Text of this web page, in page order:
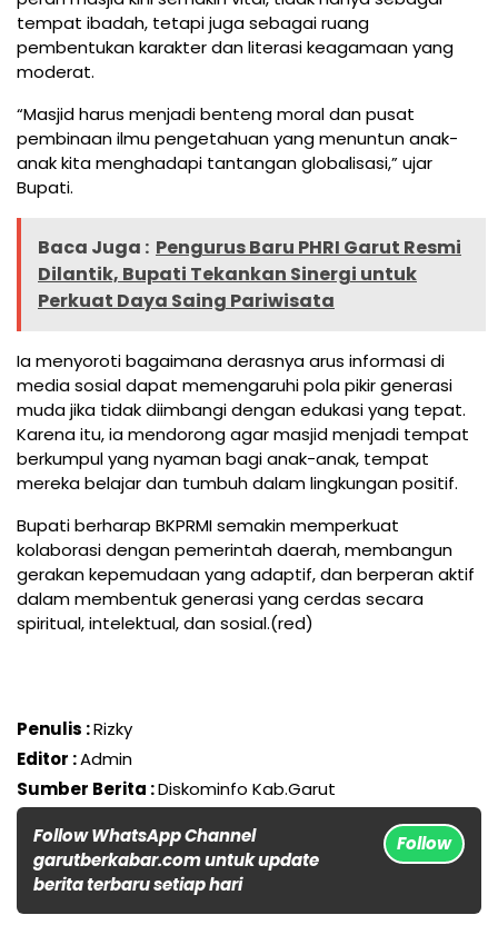
tempat ibadah, tetapi juga sebagai ruang
pembentukan karakter dan literasi keagamaan yang
moderat.
“Masjid harus menjadi benteng moral dan pusat
pembinaan ilmu pengetahuan yang menuntun anak-
anak kita menghadapi tantangan globalisasi,” ujar
Bupati.
Baca Juga : Pengurus Baru PHRI Garut Resmi
Dilantik, Bupati Tekankan Sinergi untuk
Perkuat Daya Saing Pariwisata
Ia menyoroti bagaimana derasnya arus informasi di
media sosial dapat memengaruhi pola pikir generasi
muda jika tidak diimbangi dengan edukasi yang tepat.
Karena itu, ia mendorong agar masjid menjadi tempat
berkumpul yang nyaman bagi anak-anak, tempat
mereka belajar dan tumbuh dalam lingkungan positif.
Bupati berharap BKPRMI semakin memperkuat
kolaborasi dengan pemerintah daerah, membangun
gerakan kepemudaan yang adaptif, dan berperan aktif
dalam membentuk generasi yang cerdas secara
spiritual, intelektual, dan sosial.(red)
Penulis :Rizky
Editor :Admin
Sumber Berita :Diskominfo Kab.Garut
Follow WhatsApp Channel
garutberkabar.com untuk update
berita terbaru setiap hari
Follow